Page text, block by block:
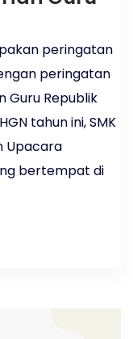
peringatan
peringatan
Guru Republik
tahun ini, SMK
Upacara
bertempat di